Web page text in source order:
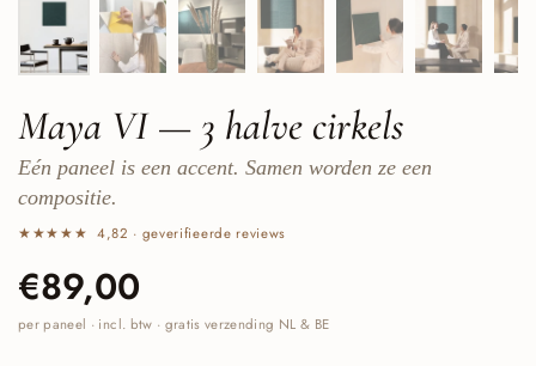
Maya VI — 3 halve cirkels
Eén paneel is een accent. Samen worden ze een
compositie.
★★★★★ 4,82 · geverifieerde reviews
Prijs:
€89,00
per paneel · incl. btw · gratis verzending NL & BE